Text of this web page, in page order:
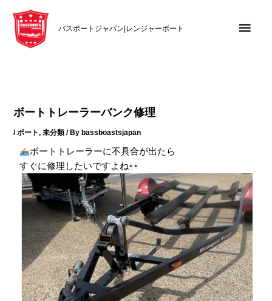
バスボートジャパン|レンジャーボート
ー
ボートトレーラーバンク修理
/ボート,未分類 / By bassboastsjapan
ボートトレーラーに不具合が出たら
すぐに修理したいですよね